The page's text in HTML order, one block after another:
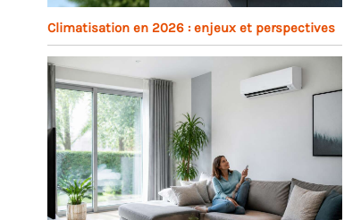
Climatisation en 2026 : enjeux et perspectives